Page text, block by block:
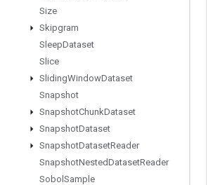
Size
Skipgram
SleepDataset
Slice
SlidingWindowDataset
Snapshot
SnapshotChunkDataset
SnapshotDataset
SnapshotDatasetReader
SnapshotNestedDatasetReader
Sobol Sample